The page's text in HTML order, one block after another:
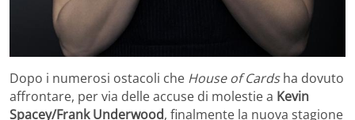
Dopo i numerosi ostacoli che House of Cardsha dovuto
affrontare, per via delle accuse di molestie a Kevin
Spacey/Frank Underwood, finalmente la nuova stagione